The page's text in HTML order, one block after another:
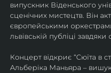
випускник Віденського
сценічних мистецтв. Він
європейськими
львівській публіці
Концерт відкриє “Сюїта в
Альберіка Маньяра –